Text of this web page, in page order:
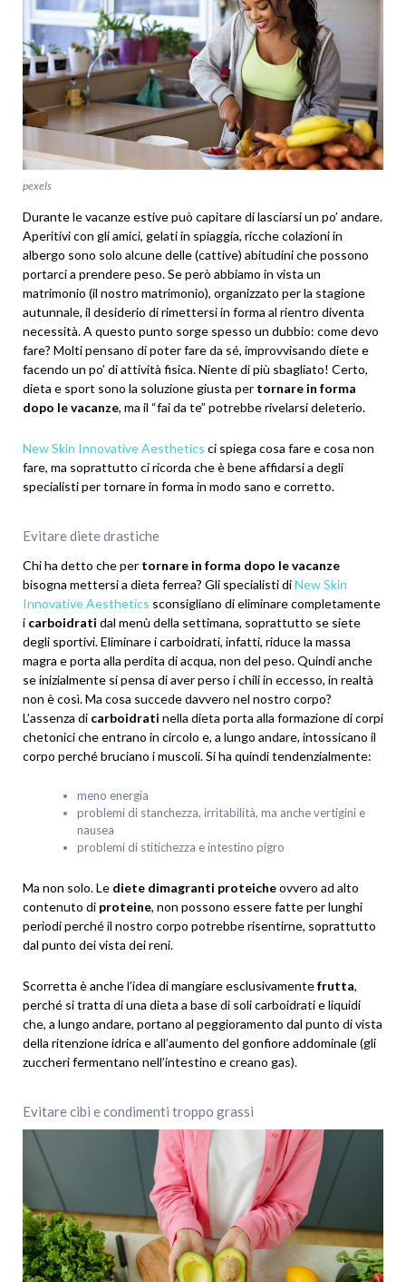
pexels
Durante le vacanze estive può capitare di lasciarsi un po’ andare.
Aperitivi con gli amici, gelati in spiaggia, ricche colazioni in
albergo sono solo alcune delle (cattive) abitudini che possono
portarci a prendere peso. Se però abbiamo in vista un
matrimonio (il nostro matrimonio), organizzato per la stagione
autunnale, il desiderio di rimettersi in forma al rientro diventa
necessità. A questo punto sorge spesso un dubbio: come devo
fare? Molti pensano di poter fare da sé, improvvisando diete e
facendo un po’ di attività fisica. Niente di più sbagliato! Certo,
dieta e sport sono la soluzione giusta per tornare in forma
dopo le vacanze, ma il “fai da te” potrebbe rivelarsi deleterio.
New Skin Innovative Aesthetics ci spiega cosa fare e cosa non
fare, ma soprattutto ci ricorda che è bene affidarsi a degli
specialisti per tornare in forma in modo sano e corretto.
Evitare diete drastiche
Chi ha detto che per tornare in forma dopo le vacanze
bisogna mettersi a dieta ferrea? Gli specialisti diNew Skin
Innovative Aesthetics sconsigliano di eliminare completamente
i carboidrati dal menù della settimana, soprattutto se siete
degli sportivi. Eliminare i carboidrati, infatti, riduce la massa
magra e porta alla perdita di acqua, non del peso. Quindi anche
se inizialmente si pensa di aver perso i chili in eccesso, in realtà
non è così. Ma cosa succede davvero nel nostro corpo?
L’assenza di carboidrati nella dieta porta alla formazione dicorpi
chetonici che entrano in circolo e, a lungo andare, intossicano il
corpo perché bruciano i muscoli. Si ha quindi tendenzialmente:
meno energia
problemi di stanchezza, irritabilità, ma anche vertigini e
nausea
problemi di stitichezza e intestino pigro
Ma non solo. Le diete dimagranti proteicheovvero ad alto
contenuto di proteine, non possono essere fatte per lunghi
periodi perché il nostro corpo potrebbe risentirne, soprattutto
dal punto dei vista dei reni.
Scorretta è anche l’idea di mangiare esclusivamentefrutta,
perché si tratta di una dieta a base di soli carboidrati e liquidi
che, a lungo andare, portano al peggioramento dal punto di vista
della ritenzione idrica e all’aumento del gonfiore addominale (gli
zuccheri fermentano nell’intestino e creano gas).
Evitare cibi e condimenti troppo grassi